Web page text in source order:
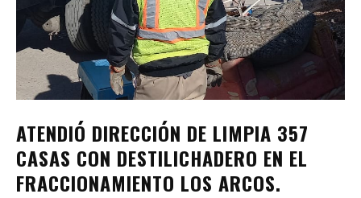
ATENDIÓ DIRECCIÓN DE LIMPIA 357
CASAS CON DESTILICHADERO EN EL
FRACCIONAMIENTO LOS ARCOS.